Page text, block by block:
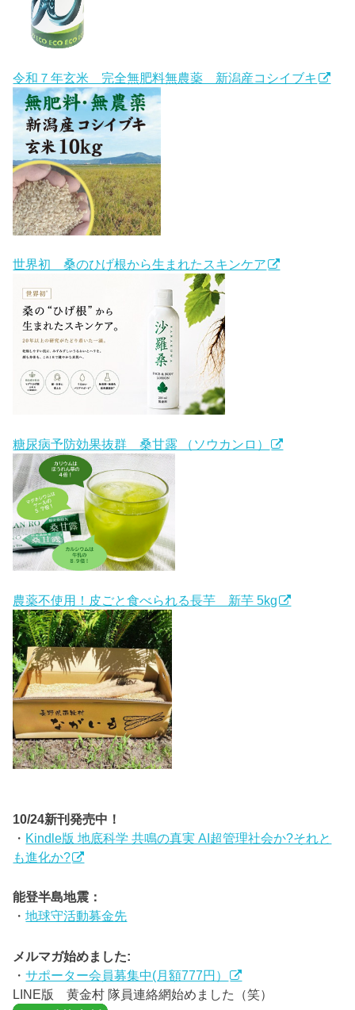
令和７年玄米 完全無肥料無農薬 新潟産コシイブキ
世界初 桑のひげ根から生まれたスキンケア
糖尿病予防効果抜群 桑甘露 （ソウカンロ）
農薬不使用！皮ごと食べられる長芋 新芋 5kg
10/24新刊発売中！
・ Kindle版 地底科学 共鳴の真実 AI超管理社会か?それと
も進化か?
能登半島地震：
・地球守活動募金先
メルマガ始めました:
・サポーター会員募集中(月額777円）
LINE版 黄金村 隊員連絡網始めました（笑）